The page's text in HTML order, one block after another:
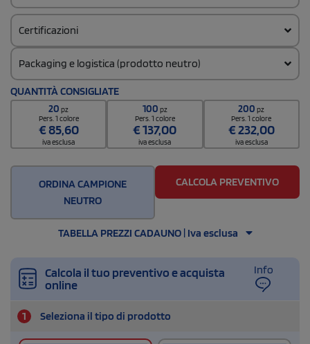
Certificazioni
Packaging e logistica (prodotto neutro)
Codice doganale
420292980000000
Quantità per confezione
Quantità per scatola
500
QUANTITÀ CONSIGLIATE
20pz
Pers. 1 colore
€85,60
iva esclusa
100 pz
Pers. 1 colore
€137,00
iva esclusa
200pz
Pers. 1 colore
€232,00
iva esclusa
ORDINA CAMPIONE
NEUTRO
CALCOLA PREVENTIVO
TABELLA PREZZI CADAUNO | Iva esclusa
Calcola il tuo preventivo e acquista
online
Info
1 Seleziona il tipo di prodotto